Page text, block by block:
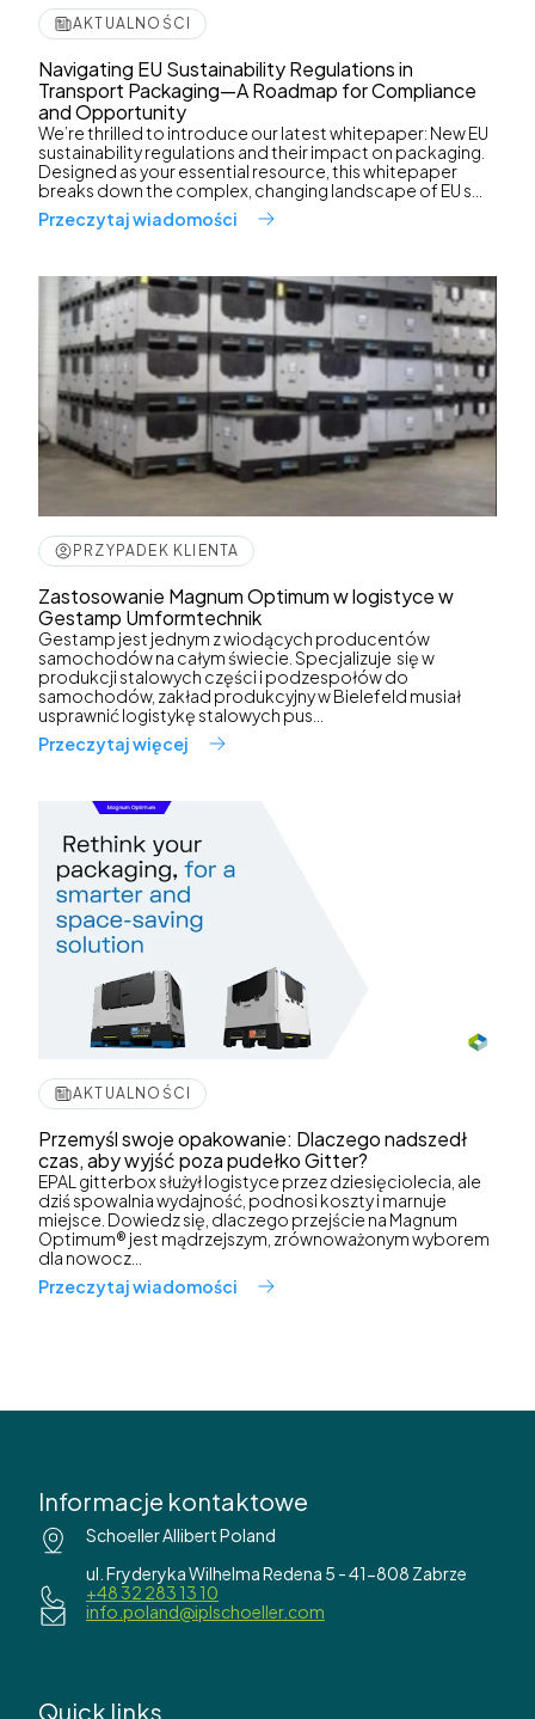
AKTUALNOŚCI
Navigating EU Sustainability Regulations in
Transport Packaging—A Roadmap for Compliance
and Opportunity
We’re thrilled to introduce our latest whitepaper: New EU
sustainability regulations and their impact on packaging.
Designed as your essential resource, this whitepaper
breaks down the complex, changing landscape of EU s...
Przeczytaj wiadomości
PRZYPADEK KLIENTA
Zastosowanie Magnum Optimum w logistyce w
Gestamp Umformtechnik
Gestamp jest jednym z wiodących producentów
samochodów na całym świecie. Specjalizuje się w
produkcji stalowych części i podzespołów do
samochodów, zakład produkcyjny w Bielefeld musiał
usprawnić logistykę stalowych pus...
Przeczytaj więcej
AKTUALNOŚCI
Przemyśl swoje opakowanie: Dlaczego nadszedł
czas, aby wyjść poza pudełko Gitter?
EPAL gitterbox służył logistyce przez dziesięciolecia, ale
dziś spowalnia wydajność, podnosi koszty i marnuje
miejsce. Dowiedz się, dlaczego przejście na Magnum
Optimum® jest mądrzejszym, zrównoważonym wyborem
dla nowocz...
Przeczytaj wiadomości
Informacje kontaktowe
Schoeller Allibert Poland
ul. Fryderyka Wilhelma Redena 5 - 41-808 Zabrze
+48 32 283 13 10
info.poland@iplschoeller.com
Quick links